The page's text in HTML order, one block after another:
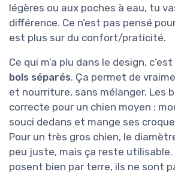
légères ou aux poches à eau, tu
différence. Ce n’est pas pensé
est plus sur du confort/praticité.
Ce qui m’a plu dans le design,
bols séparés. Ça permet de
et nourriture, sans mélanger. Les
correcte pour un chien moyen :
souci dedans et mange ses
Pour un très gros chien, le
peu juste, mais ça reste utilisable.
posent bien par terre, ils ne sont